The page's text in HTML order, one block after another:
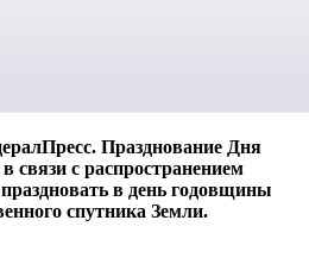
Празднование Дня
связи с распространением
в день годовщины
спутника Земли.